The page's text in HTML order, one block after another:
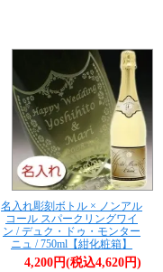
名入れ彫刻ボトル × ノンアル
コール スパークリングワイ
ン / デュク・ドゥ・モンター
ニュ / 750ml【紺化粧箱】
4,200円(税込4,620円)